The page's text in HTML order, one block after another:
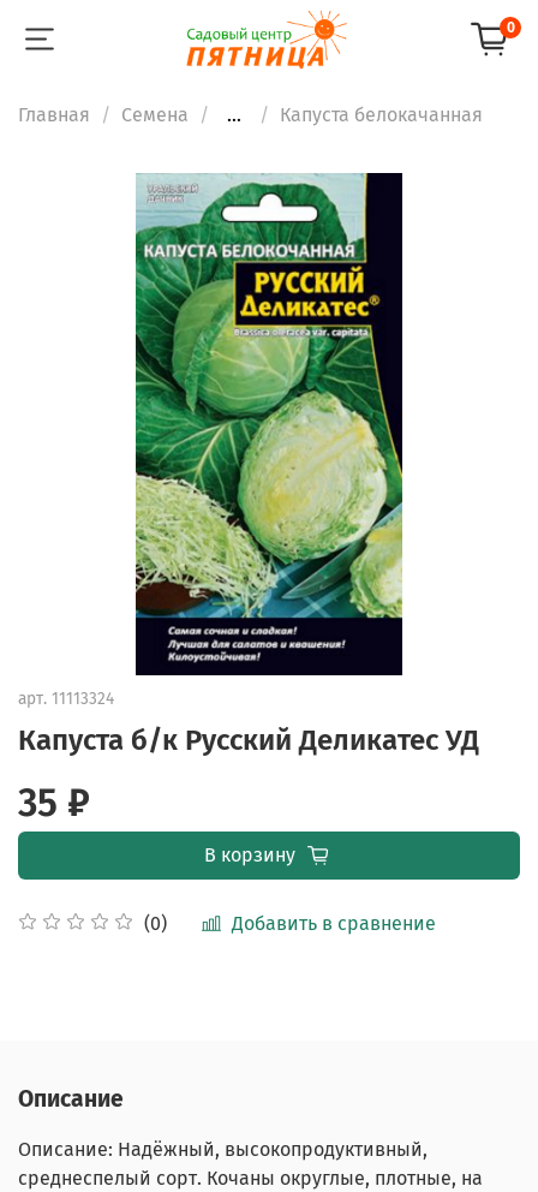
0
Главная Семена ... Капуста белокачанная
арт. 11113324
Капуста б/к Русский Деликатес УД
(0) Добавить в сравнение
35 ₽
В корзину
Описание
Описание: Надёжный, высокопродуктивный,
среднеспелый сорт. Кочаны округлые, плотные, на